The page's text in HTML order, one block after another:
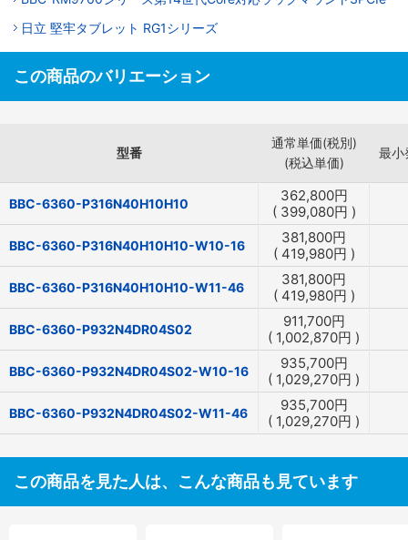
日立 堅牢タブレット RG1シリーズ
この商品のバリエーション
型番
通常単価(税別)
(税込単価)
最小
BBC-6360-P316N40H10H10 362,800円
( 399,080円 )
BBC-6360-P316N40H10H10-W10-16 381,800円
( 419,980円 )
BBC-6360-P316N40H10H10-W11-46 381,800円
( 419,980円 )
BBC-6360-P932N4DR04S02 911,700円
( 1,002,870円 )
BBC-6360-P932N4DR04S02-W10-16 935,700円
( 1,029,270円 )
BBC-6360-P932N4DR04S02-W11-46 935,700円
( 1,029,270円 )
この商品を見た人は、こんな商品も見ています